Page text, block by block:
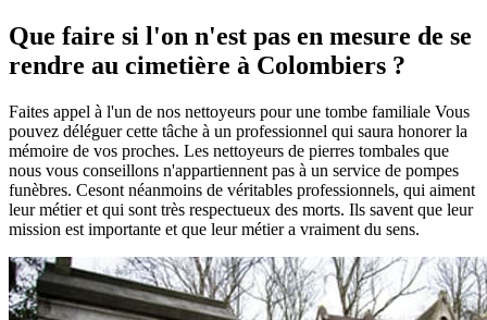
Que faire si l'on n'est pas en mesure de se
rendre au cimetière à Colombiers ?
Faites appel à l'un de nos nettoyeurs pour une tombe familiale Vous
pouvez déléguer cette tâche à un professionnel qui saura honorer la
mémoire de vos proches. Les nettoyeurs de pierres tombales que
nous vous conseillons n'appartiennent pas à un service de pompes
funèbres. Cesont néanmoins de véritables professionnels, qui aiment
leur métier et qui sont très respectueux des morts. Ils savent que leur
mission est importante et que leur métier a vraiment du sens.